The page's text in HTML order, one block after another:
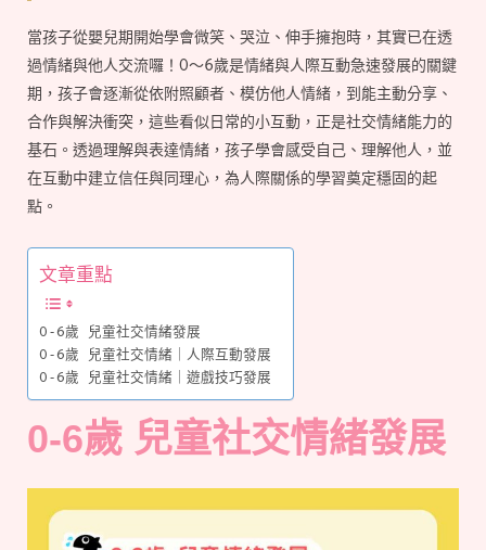
當孩子從嬰兒期開始學會微笑、哭泣、伸手擁抱時，其實已在透
過情緒與他人交流囉！0～6歲是情緒與人際互動急速發展的關鍵
期，孩子會逐漸從依附照顧者、模仿他人情緒，到能主動分享、
合作與解決衝突，這些看似日常的小互動，正是社交情緒能力的
基石。透過理解與表達情緒，孩子學會感受自己、理解他人，並
在互動中建立信任與同理心，為人際關係的學習奠定穩固的起
點。
文章重點
0-6歲 兒童社交情緒發展
0-6歲 兒童社交情緒｜人際互動發展
0-6歲 兒童社交情緒｜遊戲技巧發展
0-6歲 兒童社交情緒發展